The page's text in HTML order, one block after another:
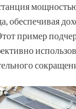
обеспечивая
пример